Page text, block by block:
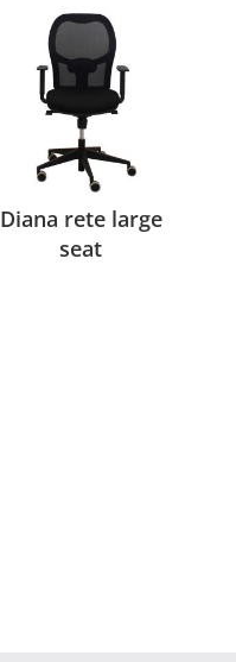
Diana rete large
seat